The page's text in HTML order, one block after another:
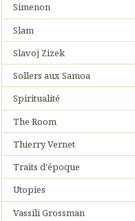
Simenon
Slam
Slavoj Zizek
Sollers aux Samoa
Spiritualité
The Room
Thierry Vernet
Traits d'époque
Utopies
Vassili Grossman